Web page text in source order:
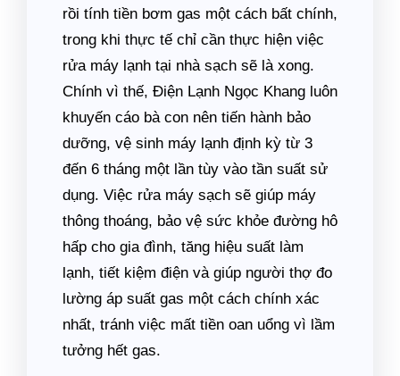
rồi tính tiền bơm gas một cách bất chính,
trong khi thực tế chỉ cần thực hiện việc
rửa máy lạnh tại nhà sạch sẽ là xong.
Chính vì thế, Điện Lạnh Ngọc Khang luôn
khuyến cáo bà con nên tiến hành bảo
dưỡng, vệ sinh máy lạnh định kỳ từ 3
đến 6 tháng một lần tùy vào tần suất sử
dụng. Việc rửa máy sạch sẽ giúp máy
thông thoáng, bảo vệ sức khỏe đường hô
hấp cho gia đình, tăng hiệu suất làm
lạnh, tiết kiệm điện và giúp người thợ đo
lường áp suất gas một cách chính xác
nhất, tránh việc mất tiền oan uổng vì lầm
tưởng hết gas.